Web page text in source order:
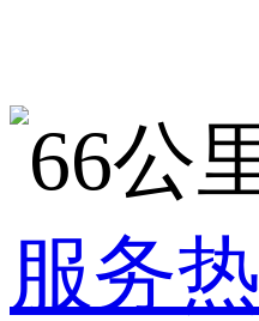
服务热